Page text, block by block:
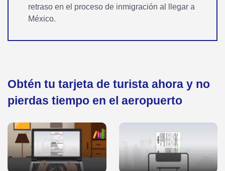
retraso en el proceso de inmigración al llegar a
México.
Obtén tu tarjeta de turista ahora y no
pierdas tiempo en el aeropuerto